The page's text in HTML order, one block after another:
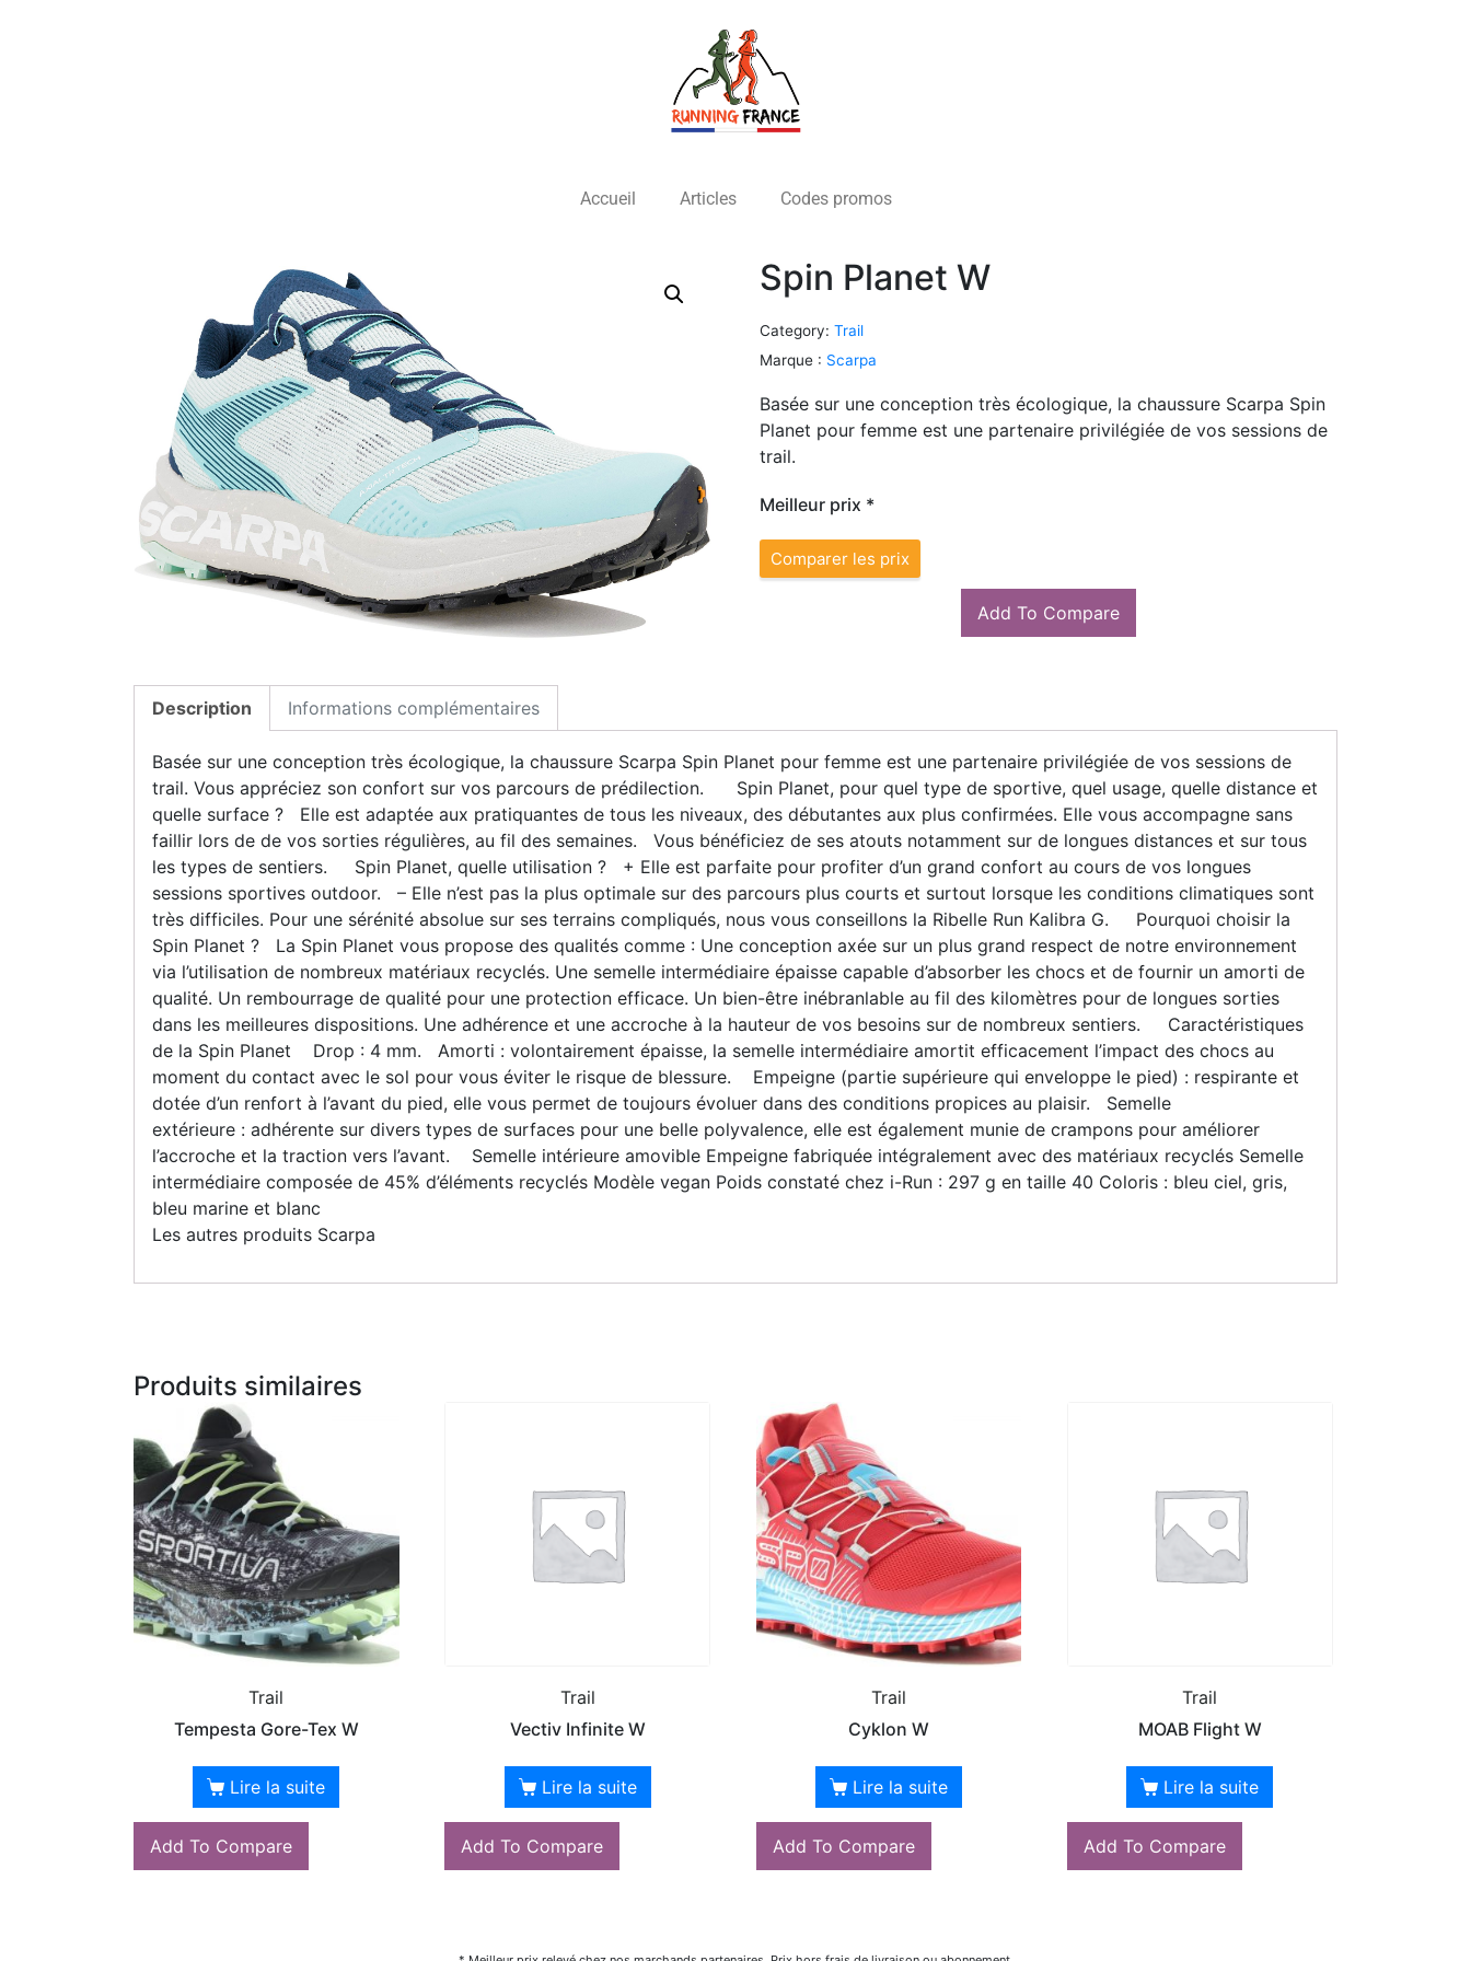
Accueil Articles Codes promos
Spin Planet W
Category: Trail
Marque : Scarpa
Basée sur une conception très écologique, la chaussure Scarpa Spin
Planet pour femme est une partenaire privilégiée de vos sessions de
trail.
Meilleur prix *
Comparer les prix
Add To Compare
Description Informations complémentaires
Basée sur une conception très écologique, la chaussure Scarpa Spin Planet pour femme est une partenaire privilégiée de vos sessions de
trail. Vous appréciez son confort sur vos parcours de prédilection. Spin Planet, pour quel type de sportive, quel usage, quelle distance et
quelle surface ? Elle est adaptée aux pratiquantes de tous les niveaux, des débutantes aux plus confirmées. Elle vous accompagne sans
faillir lors de de vos sorties régulières, au fil des semaines. Vous bénéficiez de ses atouts notamment sur de longues distances et sur tous
les types de sentiers. Spin Planet, quelle utilisation ? + Elle est parfaite pour profiter d’un grand confort au cours de vos longues
sessions sportives outdoor. – Elle n’est pas la plus optimale sur des parcours plus courts et surtout lorsque les conditions climatiques sont
très difficiles. Pour une sérénité absolue sur ses terrains compliqués, nous vous conseillons la Ribelle Run Kalibra G. Pourquoi choisir la
Spin Planet ? La Spin Planet vous propose des qualités comme : Une conception axée sur un plus grand respect de notre environnement
via l’utilisation de nombreux matériaux recyclés. Une semelle intermédiaire épaisse capable d’absorber les chocs et de fournir un amorti de
qualité. Un rembourrage de qualité pour une protection efficace. Un bien-être inébranlable au fil des kilomètres pour de longues sorties
dans les meilleures dispositions. Une adhérence et une accroche à la hauteur de vos besoins sur de nombreux sentiers. Caractéristiques
de la Spin Planet Drop : 4 mm. Amorti : volontairement épaisse, la semelle intermédiaire amortit efficacement l’impact des chocs au
moment du contact avec le sol pour vous éviter le risque de blessure. Empeigne (partie supérieure qui enveloppe le pied) : respirante et
dotée d’un renfort à l’avant du pied, elle vous permet de toujours évoluer dans des conditions propices au plaisir. Semelle
extérieure : adhérente sur divers types de surfaces pour une belle polyvalence, elle est également munie de crampons pour améliorer
l’accroche et la traction vers l’avant. Semelle intérieure amovible Empeigne fabriquée intégralement avec des matériaux recyclés Semelle
intermédiaire composée de 45% d’éléments recyclés Modèle vegan Poids constaté chez i-Run : 297 g en taille 40 Coloris : bleu ciel, gris,
bleu marine et blanc
Les autres produits Scarpa
Produits similaires
Trail
Tempesta Gore-Tex W
Lire la suite
Add To Compare
Trail
Vectiv Infinite W
Lire la suite
Add To Compare
Trail
Cyklon W
Lire la suite
Add To Compare
Trail
MOAB Flight W
Lire la suite
Add To Compare